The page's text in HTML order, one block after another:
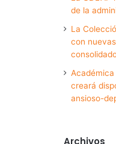
de la
La
con
creará
ansioso-
Archivos